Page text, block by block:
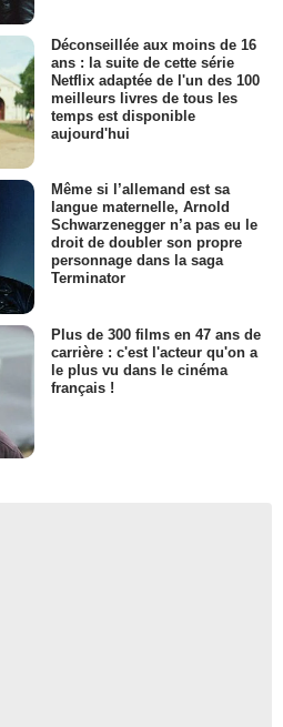
Déconseillée aux moins de 16
ans : la suite de cette série
Netflix adaptée de l'un des 100
meilleurs livres de tous les
temps est disponible
aujourd'hui
Même si l’allemand est sa
langue maternelle, Arnold
Schwarzenegger n’a pas eu le
droit de doubler son propre
personnage dans la saga
Terminator
Plus de 300 films en 47 ans de
carrière : c'est l'acteur qu'on a
le plus vu dans le cinéma
français !